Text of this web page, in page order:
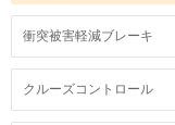
衝突被害軽減ブレーキ
クルーズコントロール